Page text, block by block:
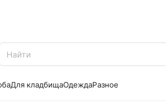
Для кладбищаОдеждаРазное